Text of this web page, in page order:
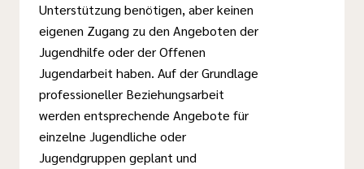
Unterstützung benötigen, aber keinen
eigenen Zugang zu den Angeboten der
Jugendhilfe oder der Offenen
Jugendarbeit haben. Auf der Grundlage
professioneller Beziehungsarbeit
werden entsprechende Angebote für
einzelne Jugendliche oder
Jugendgruppen geplant und